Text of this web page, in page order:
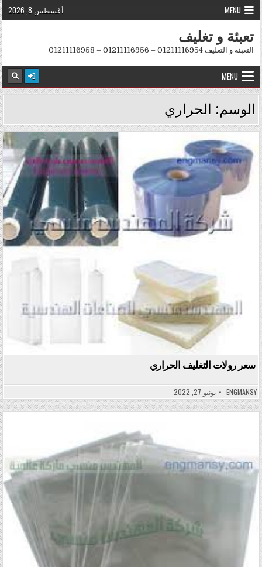
Skip to content
MENU أغسطس 8, 2026
تعبئة و تغليف
التعبئة و التغليف 01211116954 – 01211116956 – 01211116958
MENU
الوسم: الحراري
Posted in
سعر رولات التغليف الحراري
ENGMANSY يونيو 27, 2022
Posted in